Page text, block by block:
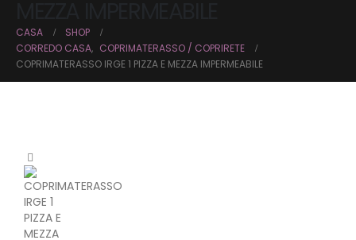
CASA
SHOP
CORREDO CASA, COPRIMATERASSO / COPRIRETE
COPRIMATERASSO IRGE 1 PIZZA E MEZZA IMPERMEABILE